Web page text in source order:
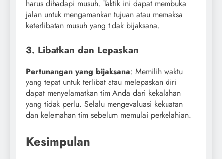
harus dihadapi musuh. Taktik ini dapat membuka
jalan untuk mengamankan tujuan atau memaksa
keterlibatan musuh yang tidak bijaksana.
3. Libatkan dan Lepaskan
Pertunangan yang bijaksana: Memilih waktu
yang tepat untuk terlibat atau melepaskan diri
dapat menyelamatkan tim Anda dari kekalahan
yang tidak perlu. Selalu mengevaluasi kekuatan
dan kelemahan tim sebelum memulai perkelahian.
Kesimpulan